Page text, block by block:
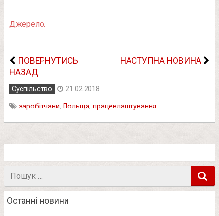
Джерело.
ПОВЕРНУТИСЬ
НАЗАД
НАСТУПНА НОВИНА
Суспільство 21.02.2018
заробітчани, Польща, працевлаштування
Останні новини